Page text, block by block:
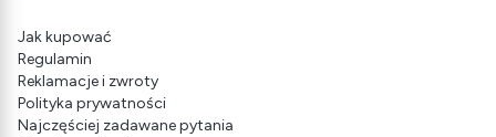
Jak kupować
Regulamin
Reklamacje i zwroty
Polityka prywatności
Najczęściej zadawane pytania